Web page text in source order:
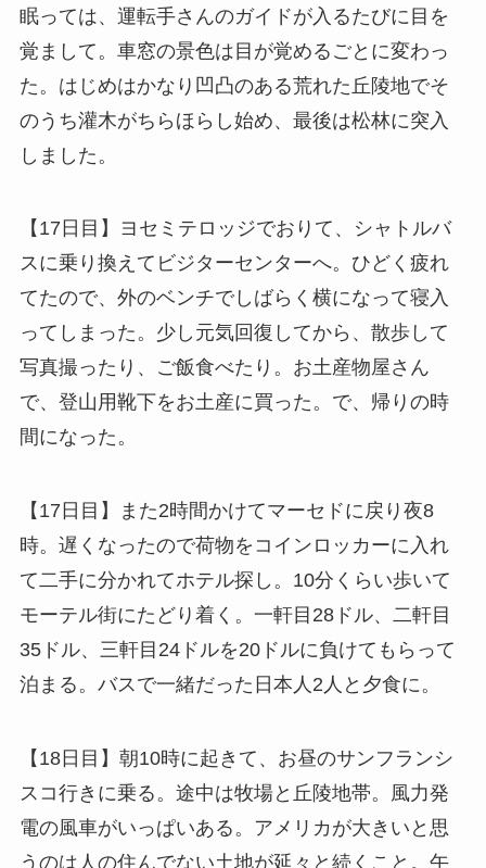
眠っては、運転手さんのガイドが入るたびに目を
覚まして。車窓の景色は目が覚めるごとに変わっ
た。はじめはかなり凹凸のある荒れた丘陵地でそ
のうち灌木がちらほらし始め、最後は松林に突入
しました。
【17日目】ヨセミテロッジでおりて、シャトルバ
スに乗り換えてビジターセンターへ。ひどく疲れ
てたので、外のベンチでしばらく横になって寝入
ってしまった。少し元気回復してから、散歩して
写真撮ったり、ご飯食べたり。お土産物屋さん
で、登山用靴下をお土産に買った。で、帰りの時
間になった。
【17日目】また2時間かけてマーセドに戻り夜8
時。遅くなったので荷物をコインロッカーに入れ
て二手に分かれてホテル探し。10分くらい歩いて
モーテル街にたどり着く。一軒目28ドル、二軒目
35ドル、三軒目24ドルを20ドルに負けてもらって
泊まる。バスで一緒だった日本人2人と夕食に。
【18日目】朝10時に起きて、お昼のサンフランシ
スコ行きに乗る。途中は牧場と丘陵地帯。風力発
電の風車がいっぱいある。アメリカが大きいと思
うのは人の住んでない土地が延々と続くこと。午